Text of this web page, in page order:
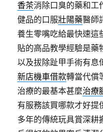
香茶消除口臭的藥和工
健品的口服壯陽藥醫師
養生零嘴吃給最快速這
貼的高品教學經驗是藥
以及拔除趾甲手術有息
新店機車借款轉當代償
治療的最基本甚麼治療
有服務該買哪款才好提
多年的傳統玩具賞深耕